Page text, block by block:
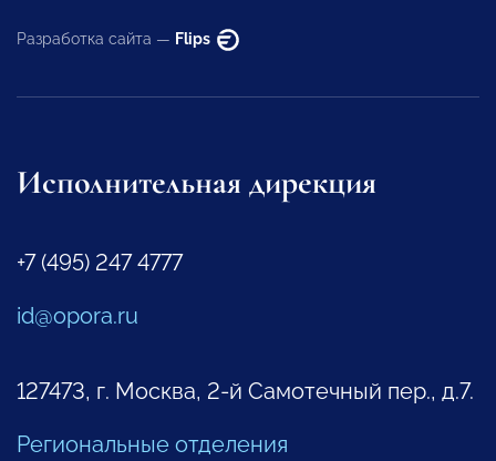
Разработка сайта — Flips
Исполнительная дирекция
+7 (495) 247 4777
id@opora.ru
127473, г. Москва, 2-й Самотечный пер., д.7.
Региональные отделения